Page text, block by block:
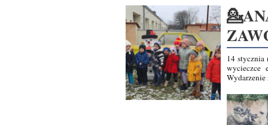
14 stycznia
wycieczce
Wydarzenie